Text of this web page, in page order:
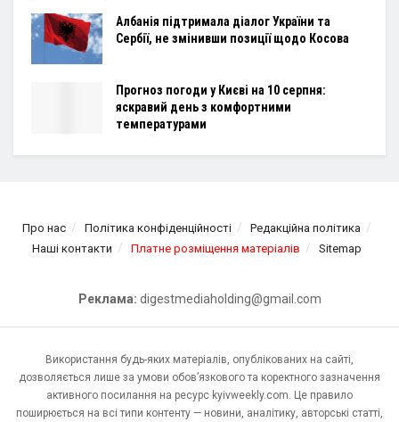
Албанія підтримала діалог України та
Сербії, не змінивши позиції щодо Косова
Прогноз погоди у Києві на 10 серпня:
яскравий день з комфортними
температурами
Про нас Політика конфіденційності
Редакційна політика
Наші контакти
Платне розміщення матеріалів Sitemap
Реклама: digestmediaholding@gmail.com
Використання будь-яких матеріалів, опублікованих на сайті,
дозволяється лише за умови обов’язкового та коректного зазначення
активного посилання на ресурс kyivweekly.com. Це правило
поширюється на всі типи контенту — новини, аналітику, авторські статті,